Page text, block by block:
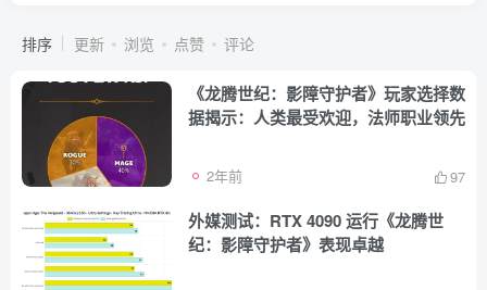
排序 更新 浏览 点赞 评论
《龙腾世纪：影障守护者》玩家选择数
据揭示：人类最受欢迎，法师职业领先
2年前 97
外媒测试：RTX 4090 运行《龙腾世
纪：影障守护者》表现卓越